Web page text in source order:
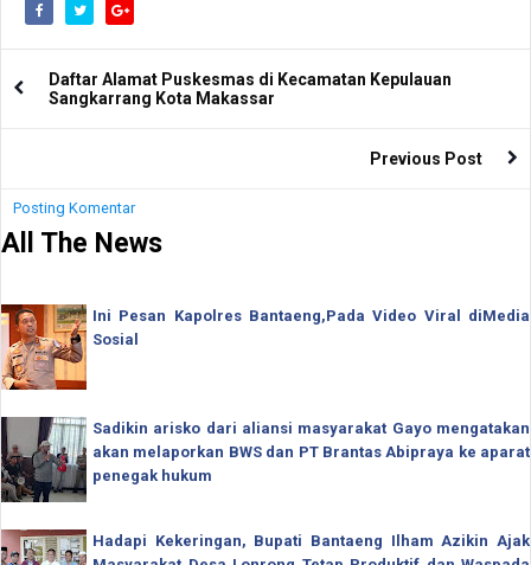
Daftar Alamat Puskesmas di Kecamatan Kepulauan
Sangkarrang Kota Makassar
Previous Post
Posting Komentar
All The News
Ini Pesan Kapolres Bantaeng,Pada Video Viral diMedia
Sosial
Sadikin arisko dari aliansi masyarakat Gayo mengatakan
akan melaporkan BWS dan PT Brantas Abipraya ke aparat
penegak hukum
Hadapi Kekeringan, Bupati Bantaeng Ilham Azikin Ajak